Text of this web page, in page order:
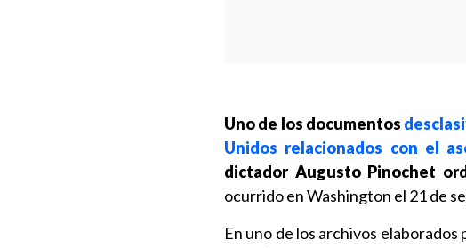
Uno de los documentos
Unidos relacionados con el
dictador Augusto Pinochet
ocurrido en Washington el 21 de
En uno de los archivos